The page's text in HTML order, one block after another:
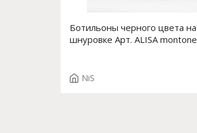
Ботильоны черного цвета на
шнуровке Арт. ALISA montone
NiS